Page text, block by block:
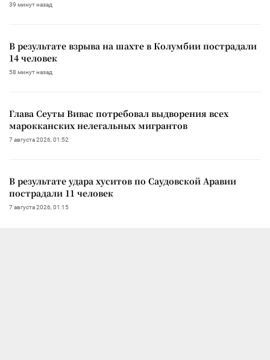
39 минут назад
В результате взрыва на шахте в Колумбии пострадали
14 человек
58 минут назад
Глава Сеуты Вивас потребовал выдворения всех
марокканских нелегальных мигрантов
7 августа 2026, 01:52
В результате удара хуситов по Саудовской Аравии
пострадали 11 человек
7 августа 2026, 01:15